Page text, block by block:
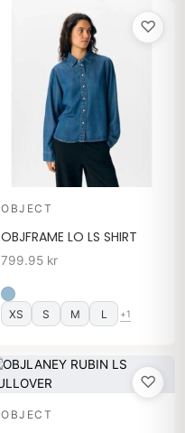
♡
OBJECT
OBJFRAME LO LS SHIRT
799.95 kr
XS S M L +1
♡
OBJECT